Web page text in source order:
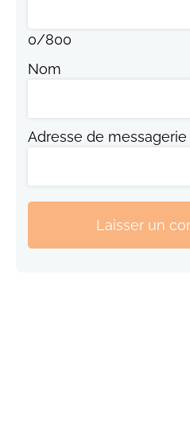
0/800
Nom
Adresse de messagerie
Laisser un